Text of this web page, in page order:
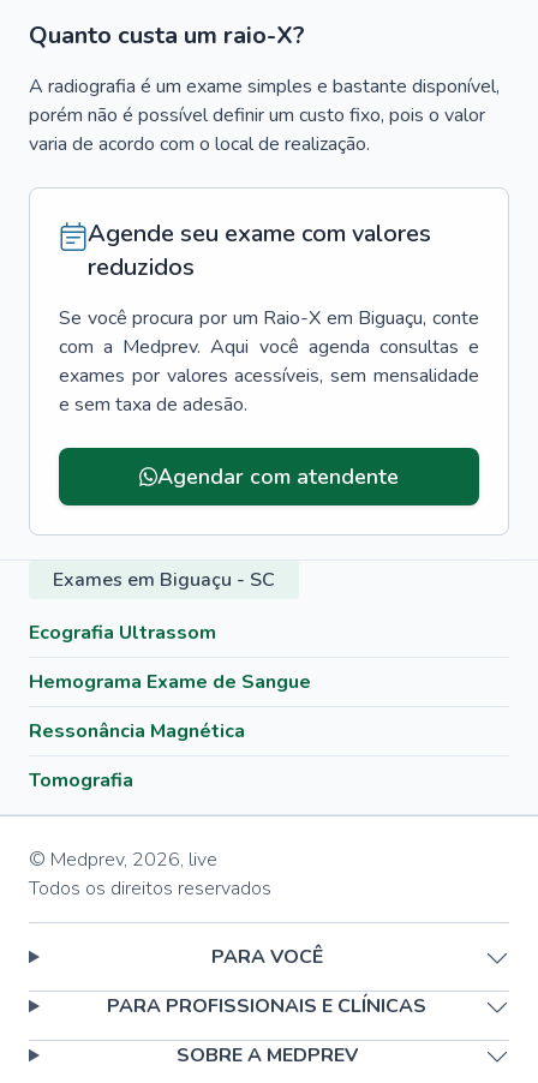
Quanto custa um raio-X?
A radiografia é um exame simples e bastante disponível,
porém não é possível definir um custo fixo, pois o valor
varia de acordo com o local de realização.
Agende seu exame com valores
reduzidos
Se você procura por um Raio-X em Biguaçu, conte
com a Medprev. Aqui você agenda consultas e
exames por valores acessíveis, sem mensalidade
e sem taxa de adesão.
Agendar com atendente
Exames em Biguaçu - SC
Ecografia Ultrassom
Hemograma Exame de Sangue
Ressonância Magnética
Tomografia
© Medprev, 2026, live
Todos os direitos reservados
PARA VOCÊ
PARA PROFISSIONAIS E CLÍNICAS
SOBRE A MEDPREV